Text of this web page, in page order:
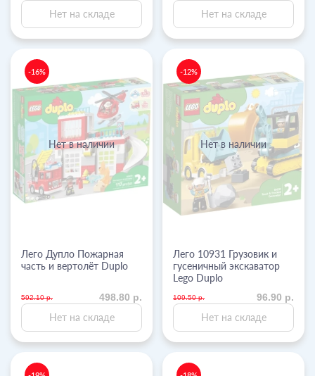
Нет на складе Нет на складе
Нет в наличии
-16%
Лего Дупло Пожарная
часть и вертолёт Duplo
592.10 р. 498.80 р.
Нет на складе
Нет в наличии
-12%
Лего 10931 Грузовик и
гусеничный экскаватор
Lego Duplo
109.50 р. 96.90 р.
Нет на складе